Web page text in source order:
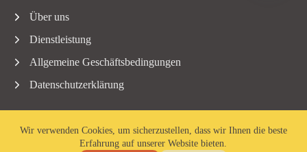
Wir verwenden Cookies, um sicherzustellen, dass wir Ihnen die beste
Erfahrung auf unserer Website bieten.
Über uns
Dienstleistung
Allgemeine Geschäftsbedingungen
Datenschutzerklärung
Copyright © 2023 Aungwinter Alle Rechte vorbehalten.
s